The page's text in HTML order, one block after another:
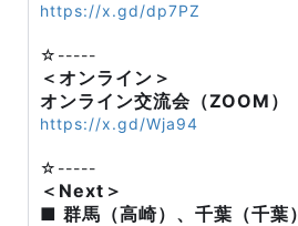
https://x.gd/dp7PZ
☆-----
＜オンライン＞
オンライン交流会（ZOOM）
https://x.gd/Wja94
☆-----
＜Next＞
■ 群馬（高崎）、千葉（千葉）